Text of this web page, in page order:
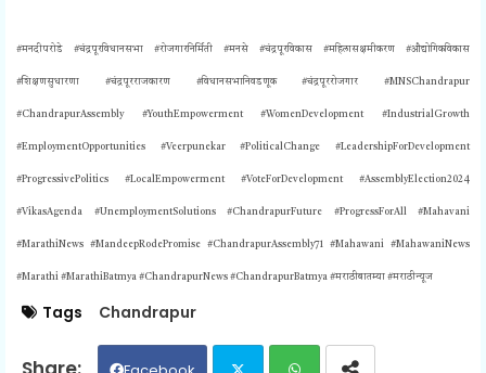
#मनदीपरोडे #चंद्रपूरविधानसभा #रोजगारनिर्मिती #मनसे #चंद्रपूरविकास #महिलासक्षमीकरण #औद्योगिकविकास
#शिक्षणसुधारणा #चंद्रपूरराजकारण #विधानसभानिवडणूक #चंद्रपूररोजगार #MNSChandrapur
#ChandrapurAssembly #YouthEmpowerment #WomenDevelopment #IndustrialGrowth
#EmploymentOpportunities #Veerpunekar #PoliticalChange #LeadershipForDevelopment
#ProgressivePolitics #LocalEmpowerment #VoteForDevelopment #AssemblyElection2024
#VikasAgenda #UnemploymentSolutions #ChandrapurFuture #ProgressForAll #Mahavani
#MarathiNews #MandeepRodePromise #ChandrapurAssembly71 #Mahawani #MahawaniNews
#Marathi #MarathiBatmya #ChandrapurNews #ChandrapurBatmya #मराठीबातम्या #मराठीन्यूज
Tags Chandrapur